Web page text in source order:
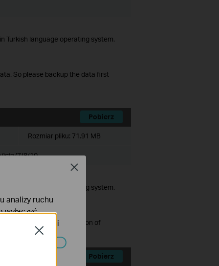
Turkish language operating system.
So please backup the data first
Pobierz
Rozmiar pliku: 71.91 MB
7/8/10
Turkish language operating system.
to the latest version of
Pobierz
Close
analizy ruchu
prywatności
Close